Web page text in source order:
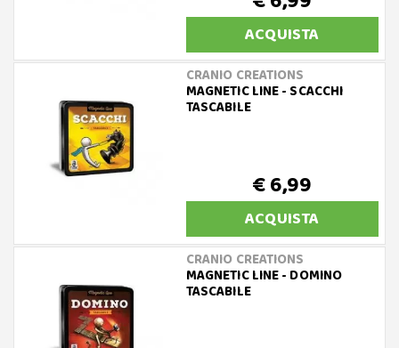
ACQUISTA
CRANIO CREATIONS
MAGNETIC LINE - SCACCHI
TASCABILE
€ 6,99
ACQUISTA
CRANIO CREATIONS
MAGNETIC LINE - DOMINO
TASCABILE